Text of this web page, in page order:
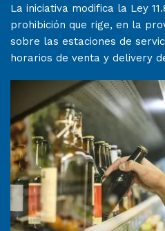
La iniciativa modifica la Ley
prohibición que rige, en la
sobre las estaciones de
horarios de venta y delivery